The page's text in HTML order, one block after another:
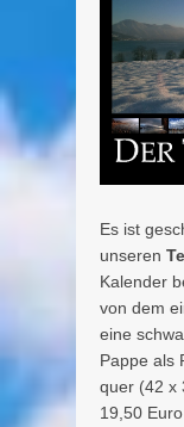
Es ist
unseren
Kalender
von dem
eine
Pappe als
quer (42 x
19,50